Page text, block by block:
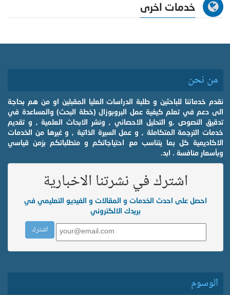
خدمات اخرى
من نحن
نقدم خدماتنا للباحثين و طلبة الدراسات العليا المقبلين او من هم بحاجة
الى دعم في تعلم كيفية عمل البروبوزال (خطة البحث) والمساعدة في
تدقيق النصوص ,و التحليل الاحصائي , ونشر الابحاث العلمية , و تقديم
خدمات الترجمة المتكاملة , و عمل السيرة الذاتية , و غيرها من الخدمات
الاكاديمية كل بما يتناسب مع احتياجاتكم و متطلباتكم بزمن قياسي
وبأسعار منافسة . ابد.
اشترك في نشرتنا الاخبارية
احصل على احدث الخدمات و المقالات و الفيديو التعليمي في
بريدك الالكتروني
الوسوم